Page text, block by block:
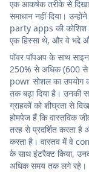
एक आकर्षक तरीके से
समाधान नहीं दिया।
party apps की कोशिश
एक हिस्सा थे, और वे भद्दे
पॉवर पॉपअप के साथ
250% से अधिक (600 से
powr सोशल का उपयोग
तक बढ़ा दिया है।
ग्राहकों को शीघ्रता से
होमपेज हैं कि वास्तविक
तरह से प्रदर्शित करता
करता है। वास्तव में वे
के साथ इंटरैक्ट किया,
अधिक समय तक लगे रहे।